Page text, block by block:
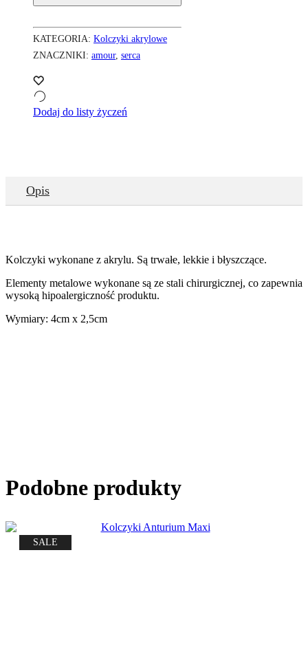
KATEGORIA: Kolczyki akrylowe
ZNACZNIKI: amour, serca
Dodaj do listy życzeń
Opis
Kolczyki wykonane z akrylu. Są trwałe, lekkie i błyszczące.
Elementy metalowe wykonane są ze stali chirurgicznej, co zapewnia
wysoką hipoalergiczność produktu.
Wymiary: 4cm x 2,5cm
Podobne produkty
SALE